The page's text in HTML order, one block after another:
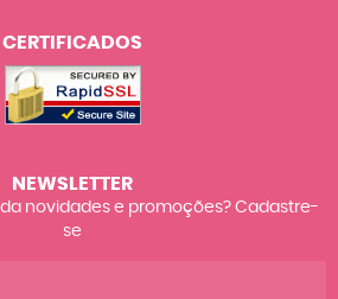
CERTIFICADOS
NEWSLETTER
novidades e promoções? Cadastre-
se